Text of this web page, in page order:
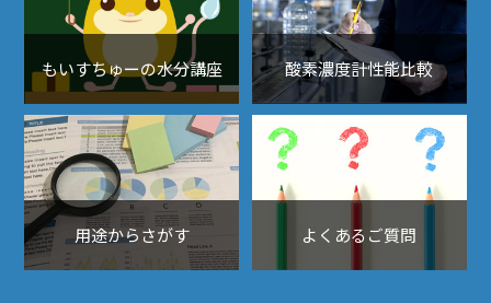
もいすちゅーの水分講座 酸素濃度計性能比較
用途からさがす よくあるご質問